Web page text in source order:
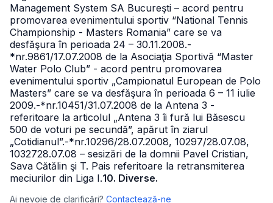
Management System SA Bucureşti – acord pentru
promovarea evenimentului sportiv “National Tennis
Championship - Masters Romania” care se va
desfăşura în perioada 24 – 30.11.2008.-
*nr.9861/17.07.2008 de la Asociaţia Sportivă “Master
Water Polo Club” - acord pentru promovarea
evenimentului sportiv „Campionatul European de Polo
Masters” care se va desfăşura în perioada 6 – 11 iulie
2009.-*nr.10451/31.07.2008 de la Antena 3 -
referitoare la articolul „Antena 3 îi fură lui Băsescu
500 de voturi pe secundă”, apărut în ziarul
„Cotidianul”.-*nr.10296/28.07.2008, 10297/28.07.08,
1032728.07.08 – sesizări de la domnii Pavel Cristian,
Sava Cătălin şi T. Pais referitoare la retransmiterea
meciurilor din Liga I.10. Diverse.
Ai nevoie de clarificări? Contactează-ne